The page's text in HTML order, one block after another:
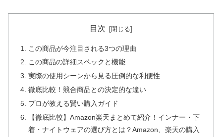
目次
この商品が今注目される3つの理由
この商品の詳細スペックと機能
実際の使用シーンから見る圧倒的な利便性
徹底比較！競合商品との決定的な違い
プロが教える賢い購入ガイド
【徹底比較】Amazon楽天まとめて紹介！インナー・下
着・ナイトウェアの選び方とは？Amazon、楽天の購入